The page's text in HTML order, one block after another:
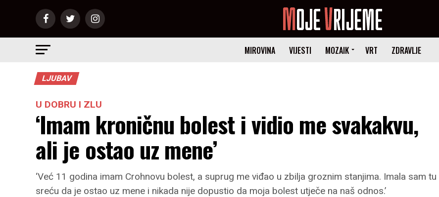
MIROVINA VIJESTI MOZAIK VRT ZDRAVLJE
LJUBAV
U DOBRU I ZLU
‘Imam kroničnu bolest i vidio me svakakvu,
ali je ostao uz mene’
‘Već 11 godina imam Crohnovu bolest, a suprug me viđao u zbilja groznim stanjima. Imala sam tu
sreću da je ostao uz mene i nikada nije dopustio da moja bolest utječe na naš odnos.’